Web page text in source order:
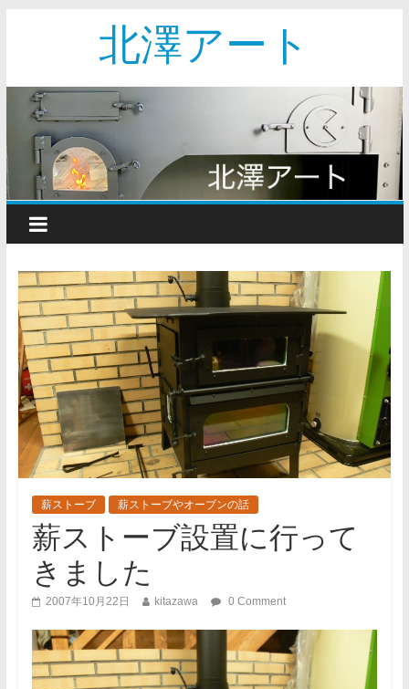
北澤アート
薪ストーブ 薪ストーブやオーブンの話
薪ストーブ設置に行って
きました
2007年10月22日 kitazawa 0 Comment